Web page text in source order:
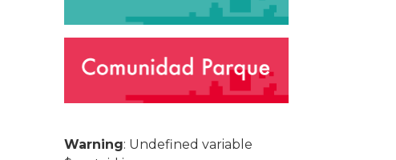
Warning: Undefined variable